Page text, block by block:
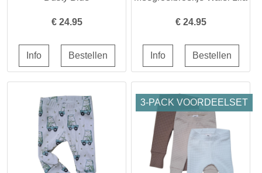
€ 24.95 € 24.95
3-PACK VOORDEELSET